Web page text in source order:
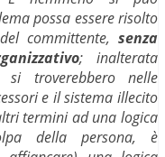
possa essere risolto
committente, senza
; inalterata
si troverebbero nelle
e il sistema illecito
termini ad una logica
della persona, è